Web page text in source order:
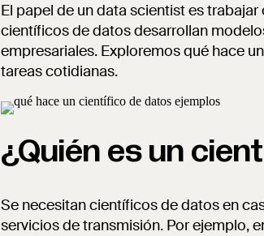
El papel de un data scientist es
científicos de datos desarrollan
empresariales. Exploremos qué hace
tareas cotidianas.
¿Quién es un
Se necesitan científicos de datos en
servicios de transmisión. Por ejemplo,